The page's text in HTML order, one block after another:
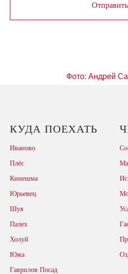
Отправить
Фото: Андрей
КУДА ПОЕХАТЬ
Иваново
Плёс
Кинешма
Юрьевец
Шуя
Палех
Холуй
Южа
Гаврилов Посад